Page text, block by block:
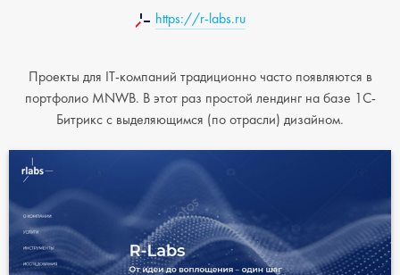
https://r-labs.ru
Проекты для IT-компаний традиционно часто появляются в
портфолио MNWB. В этот раз простой лендинг на базе 1С-
Битрикс с выделяющимся (по отрасли) дизайном.